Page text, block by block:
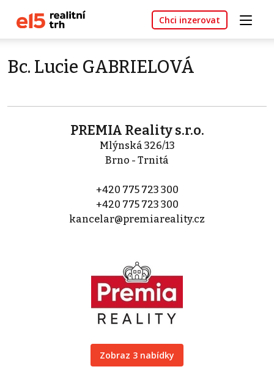
Chci inzerovat
Bc. Lucie GABRIELOVÁ
PREMIA Reality s.r.o.
Mlýnská 326/13
Brno - Trnitá
+420 775 723 300
+420 775 723 300
kancelar@premiareality.cz
Zobraz 3 nabídky